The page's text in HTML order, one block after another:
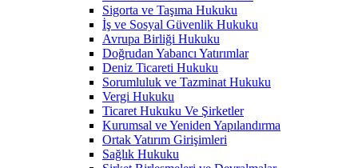
Sigorta ve Taşıma Hukuku
İş ve Sosyal Güvenlik Hukuku
Avrupa Birliği Hukuku
Doğrudan Yabancı Yatırımlar
Deniz Ticareti Hukuku
Sorumluluk ve Tazminat Hukuku
Vergi Hukuku
Ticaret Hukuku Ve Şirketler
Kurumsal ve Yeniden Yapılandırma
Ortak Yatırım Girişimleri
Sağlık Hukuku